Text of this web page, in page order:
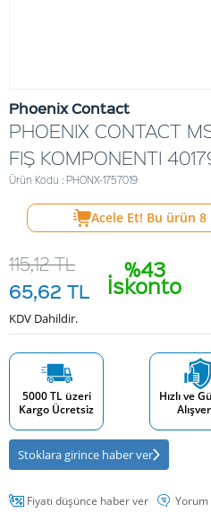
Phoenix Contact
PHOENIX CONTACT
FIŞ KOMPONENTI
Ürün Kodu : PHONX-1757019
Acele Et! Bu ürün 8
%43
İskonto
115,12TL
65,62 TL
KDV Dahildir.
5000 TL üzeri
Kargo Ücretsiz
Hızlı ve
Stoklara girince haber ver
Fiyatı düşünce haber ver Yorum